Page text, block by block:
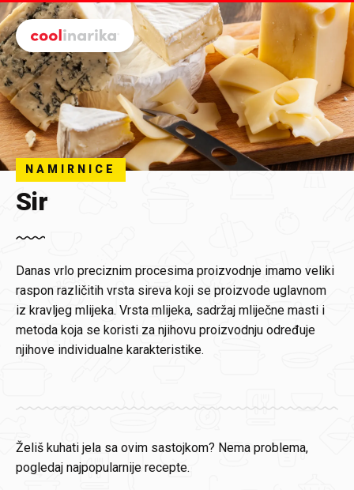
Preskoči na glavni sadržaj
NAMIRNICE
Sir
Danas vrlo preciznim procesima proizvodnje imamo veliki
raspon različitih vrsta sireva koji se proizvode uglavnom
iz kravljeg mlijeka. Vrsta mlijeka, sadržaj mliječne masti i
metoda koja se koristi za njihovu proizvodnju određuje
njihove individualne karakteristike.
Želiš kuhati jela sa ovim sastojkom? Nema problema,
pogledaj najpopularnije recepte.